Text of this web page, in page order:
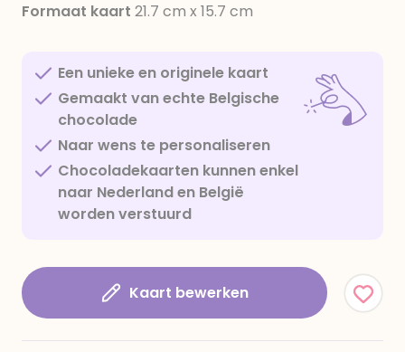
Formaat kaart 21.7 cm x 15.7 cm
Een unieke en originele kaart
Gemaakt van echte Belgische
chocolade
Naar wens te personaliseren
Chocoladekaarten kunnen enkel
naar Nederland en België
worden verstuurd
Kaart bewerken